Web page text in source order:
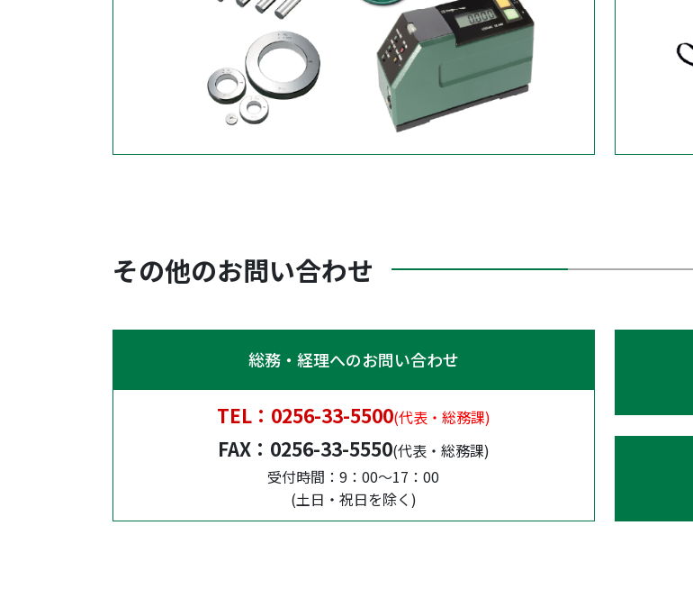
その他のお問い合わせ
総務・経理へのお問い合わせ
TEL： 0256-33-5500(代表・総務課)
FAX： 0256-33-5550(代表・総務課)
受付時間：9：00～17：00
(土日・祝日を除く)